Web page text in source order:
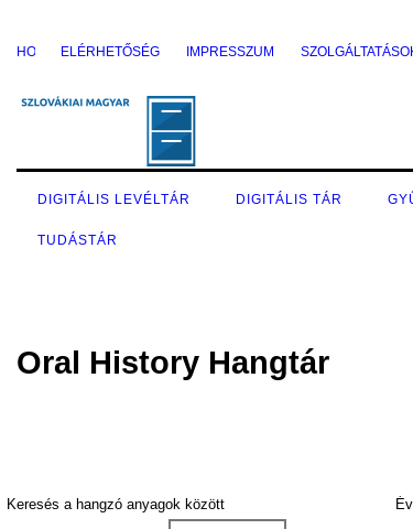
ELÉRHETŐSÉG IMPRESSZUM
DIGITÁLIS LEVÉLTÁR DIGITÁLIS TÁR
TUDÁSTÁR
Oral History Hangtár